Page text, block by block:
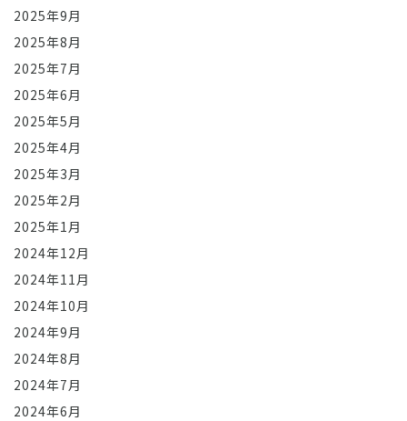
2025年9月
2025年8月
2025年7月
2025年6月
2025年5月
2025年4月
2025年3月
2025年2月
2025年1月
2024年12月
2024年11月
2024年10月
2024年9月
2024年8月
2024年7月
2024年6月